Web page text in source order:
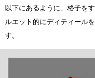
以下にあるように、格子を
ルエット的にディティール
す。